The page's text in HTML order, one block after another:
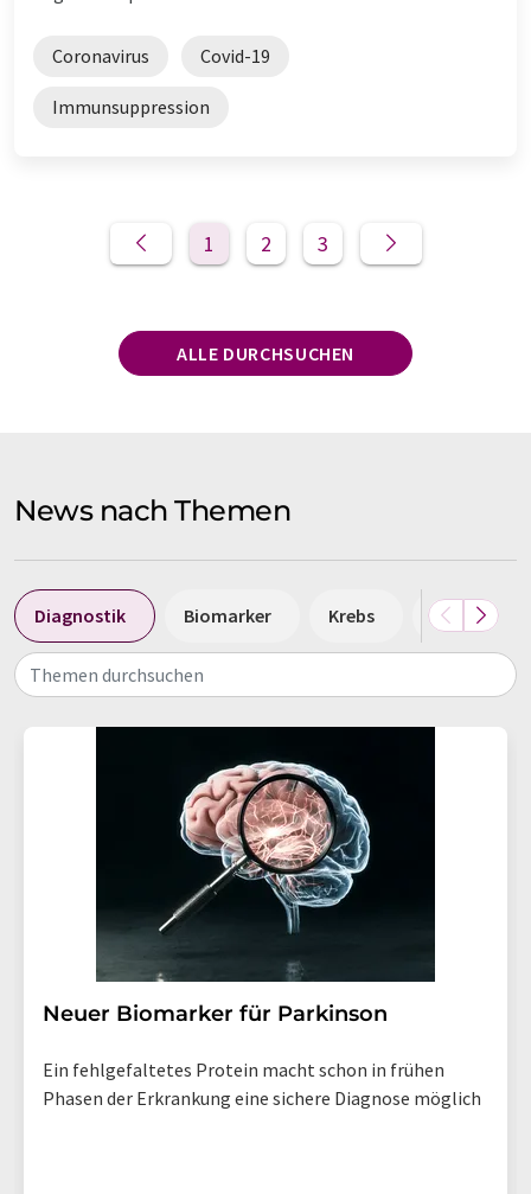
Coronavirus Covid-19
Immunsuppression
1 2 3
ALLE DURCHSUCHEN
News nach Themen
Diagnostik Biomarker Krebs
Themen durchsuchen
Neuer Biomarker für Parkinson
Ein fehlgefaltetes Protein macht schon in frühen
Phasen der Erkrankung eine sichere Diagnose möglich